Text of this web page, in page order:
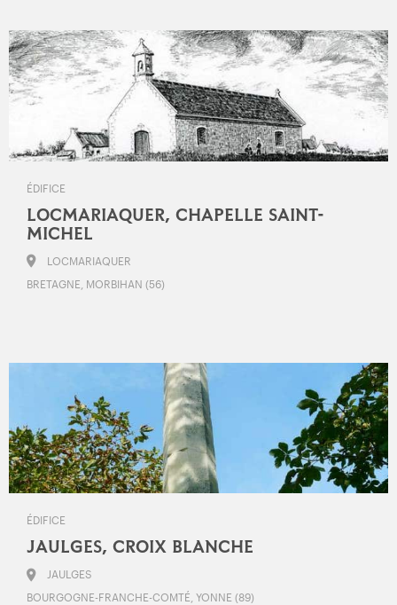
ÉDIFICE
LOCMARIAQUER, CHAPELLE SAINT-
MICHEL
LOCMARIAQUER
BRETAGNE, MORBIHAN (56)
ÉDIFICE
JAULGES, CROIX BLANCHE
JAULGES
BOURGOGNE-FRANCHE-COMTÉ, YONNE (89)